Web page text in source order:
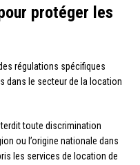
protéger les
régulations spécifiques
dans le secteur de la location
toute discrimination
ou l’origine nationale dans
les services de location de